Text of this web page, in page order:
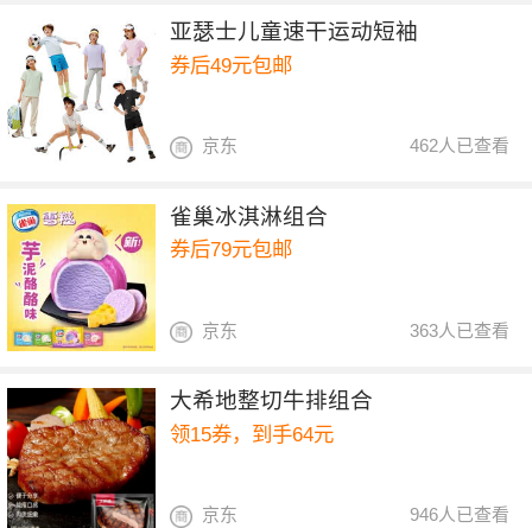
亚瑟士儿童速干运动短袖
券后49元包邮
462人已查看
京东
雀巢冰淇淋组合
券后79元包邮
363人已查看
京东
大希地整切牛排组合
领15券，到手64元
946人已查看
京东